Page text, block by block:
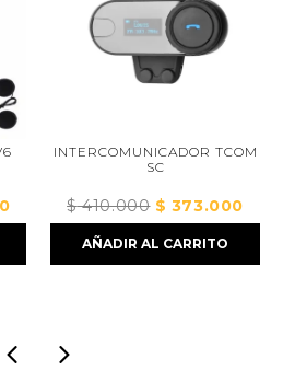
El
precio
INTERCOMUNICADOR TCOM
SC
$410.000 El
precio
original
$ 373.000El
AÑADIR AL CARRITO